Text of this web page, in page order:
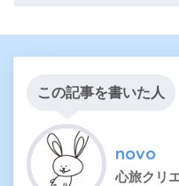
この記事を書いた人
novo
心旅クリ